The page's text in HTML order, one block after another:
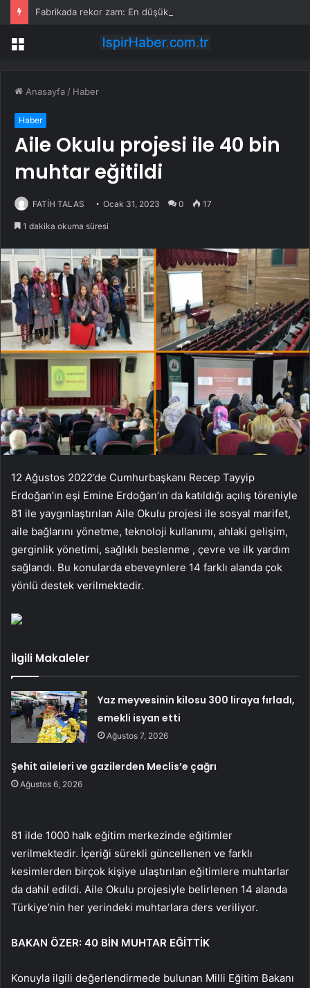
Menü
Anasayfa / Haber
Haber
Aile Okulu projesi ile 40 bin
muhtar eğitildi
FATİH TALAS Ocak 31, 2023 0 17
1 dakika okuma süresi
12 Ağustos 2022’de Cumhurbaşkanı Recep Tayyip
Erdoğan’ın eşi Emine Erdoğan’ın da katıldığı açılış töreniyle
81 ile yaygınlaştırılan Aile Okulu projesi ile sosyal marifet,
aile bağlarını yönetme, teknoloji kullanımı, ahlaki gelişim,
gerginlik yönetimi, sağlıklı beslenme , çevre ve ilk yardım
sağlandı. Bu konularda ebeveynlere 14 farklı alanda çok
yönlü destek verilmektedir.
İlgili Makaleler
Yaz meyvesinin kilosu 300 liraya fırladı,
emekli isyan etti
Ağustos 7, 2026
Şehit aileleri ve gazilerden Meclis’e çağrı
Ağustos 6, 2026
81 ilde 1000 halk eğitim merkezinde eğitimler
verilmektedir. İçeriği sürekli güncellenen ve farklı
kesimlerden birçok kişiye ulaştırılan eğitimlere muhtarlar
da dahil edildi. Aile Okulu projesiyle belirlenen 14 alanda
Türkiye’nin her yerindeki muhtarlara ders veriliyor.
BAKAN ÖZER: 40 BİN MUHTAR EĞİTTİK
Konuyla ilgili değerlendirmede bulunan Milli Eğitim Bakanı